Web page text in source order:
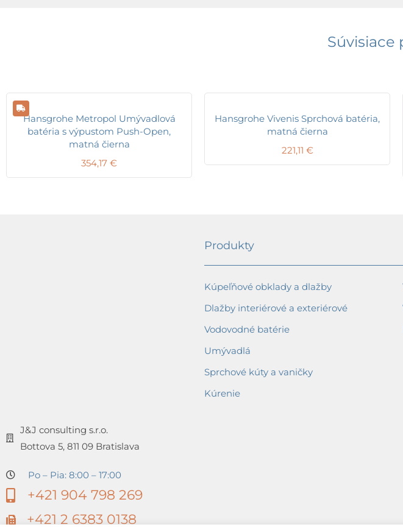
Súvisiace
Hansgrohe Metropol Umývadlová
batéria s výpustom Push-Open,
matná čierna
354,17 €
Hansgrohe Vivenis Sprchová batéria,
matná čierna
221,11 €
J&J consulting s.r.o.
Bottova 5, 811 09 Bratislava
Po – Pia: 8:00 – 17:00
+421 904 798 269
+421 2 6383 0138
Produkty
Kúpeľňové obklady a dlažby
Dlažby interiérové a exteriérové
Vodovodné batérie
Umývadlá
Sprchové kúty a vaničky
Kúrenie